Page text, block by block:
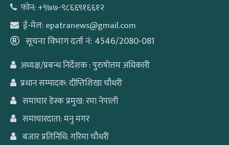
फोन: +९७७-९८६६९१६६१२
ई-मेल: epatranews@gmail.com
सूचना विभाग दर्ता नं: 4546/2080-081
अध्यक्ष/प्रबन्ध निर्देशक : पुरुषोत्तम अधिकारी
प्रधान सम्पादक: दीप्तिशिखा चौधरी
समाचार डेस्क प्रमुख: रमा नेपाली
समाचारदाता: मनु मगर
बजार प्रतिनिधि: गरिमा चौधरी